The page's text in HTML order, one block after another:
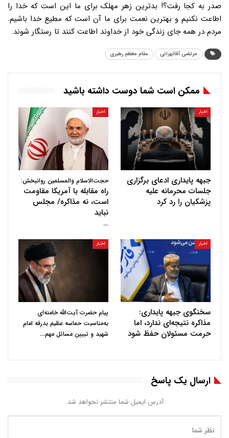
صدر به کجا رفت؟! بدترین زهر مهلک برای ما این است که خدا را
اطاعت نکنیم و بهترین نعمت برای ما آن است که مطیع خدا باشیم.
مردم در همه جای زندگی خود از خداوند اطاعت کنند تا رستگار شوند.
مرتضی آقاتهرانی مقام معظم رهبری
ممکن است شما دوست داشته باشید
اخبار
جبهه پایداری ادعای برگزاری
جلسات محرمانه علیه
پزشکیان را رد کرد
اخبار
حجت‌الاسلام والمسلمین روانبخش:
راه مقابله با آمریکا مقاومت
است، نه مذاکره/ مجلس
نباید
…
اخبار
سخنگوی جبهه پایداری:
مذاکره نتیجه‌ای ندارد، اما
حرمت مسئولان حفظ شود
اخبار
پیام حضرت آیت‌الله خامنه‌ای
به‌مناسبت حماسه عظیم بدرقه امام
شهید و تبیین مسائل مهم…
ارسال یک پاسخ
آدرس ایمیل شما منتشر نخواهد شد.